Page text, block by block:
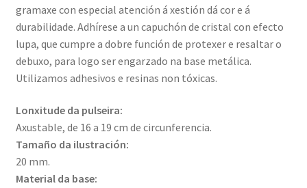
gramaxe con especial atención á xestión dá cor e á
durabilidade. Adhírese a un capuchón de cristal con efecto
lupa, que cumpre a dobre función de protexer e resaltar o
debuxo, para logo ser engarzado na base metálica.
Utilizamos adhesivos e resinas non tóxicas.
Lonxitude da pulseira:
Axustable, de 16 a 19 cm de circunferencia.
Tamaño da ilustración:
20 mm.
Material da base: